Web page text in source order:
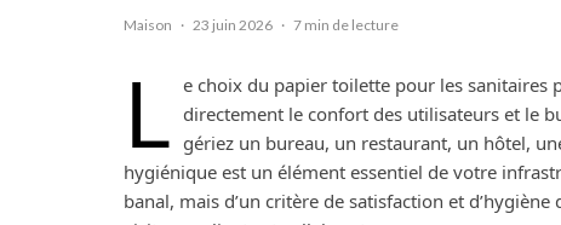
Maison · 23 juin 2026 · 7 min de lecture
L e choix du papier toilette pour les sanitaires
directement le confort des utilisateurs et le
gériez un bureau, un restaurant, un hôtel,
hygiénique est un élément essentiel de votre
banal, mais d’un critère de satisfaction et